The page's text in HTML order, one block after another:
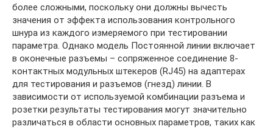
более сложными, поскольку они должны вычесть
значения от эффекта использования контрольного
шнура из каждого измеряемого при тестировании
параметра. Однако модель Постоянной линии включает
в оконечные разъемы – сопряженное соединение 8-
контактных модульных штекеров (RJ45) на адаптерах
для тестирования и разъемов (гнезд) линии. В
зависимости от используемой комбинации разъема и
розетки результаты тестирования могут значительно
различаться в области основных параметров, таких как